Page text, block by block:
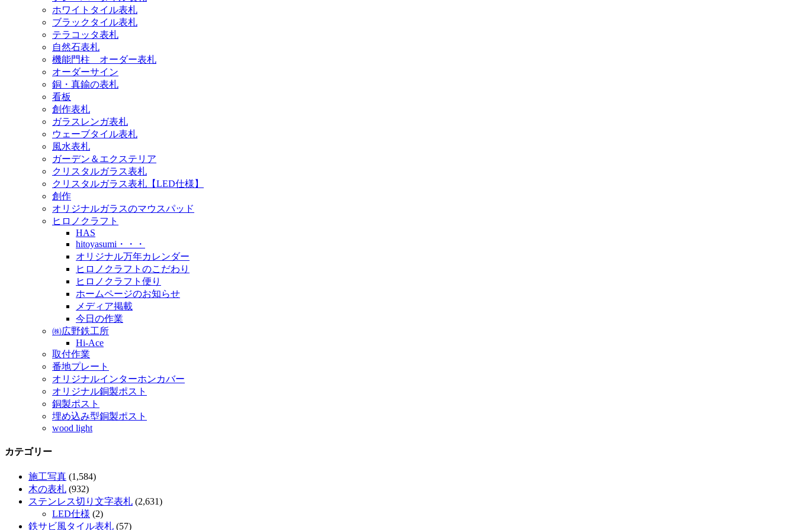
ホワイトタイル表札
ブラックタイル表札
テラコッタ表札
自然石表札
機能門柱 オーダー表札
オーダーサイン
銅・真鍮の表札
看板
創作表札
ガラスレンガ表札
ウェーブタイル表札
風水表札
ガーデン＆エクステリア
クリスタルガラス表札
クリスタルガラス表札【LED仕様】
創作
オリジナルガラスのマウスパッド
ヒロノクラフト
HAS
hitoyasumi・・・
オリジナル万年カレンダー
ヒロノクラフトのこだわり
ヒロノクラフト便り
ホームページのお知らせ
メディア掲載
今日の作業
㈱広野鉄工所
Hi-Ace
取付作業
番地プレート
オリジナルインターホンカバー
オリジナル銅製ポスト
銅製ポスト
埋め込み型銅製ポスト
wood light
カテゴリー
施工写真 (1,584)
木の表札 (932)
ステンレス切り文字表札 (2,631)
LED仕様 (2)
鉄サビ風タイル表札 (57)